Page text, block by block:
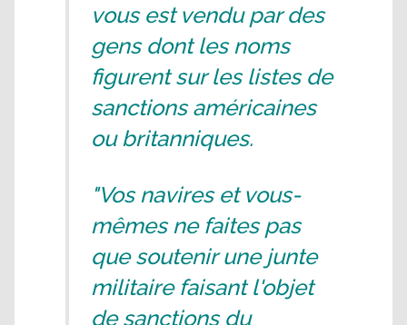
vous est vendu par des
gens dont les noms
figurent sur les listes de
sanctions américaines
ou britanniques.
"Vos navires et vous-
mêmes ne faites pas
que soutenir une junte
militaire faisant l'objet
de sanctions du